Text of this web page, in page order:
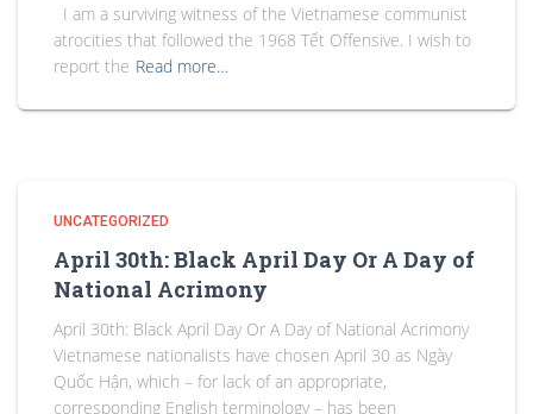
I am a surviving witness of the Vietnamese communist
atrocities that followed the 1968 Tết Offensive. I wish to
report the Read more…
UNCATEGORIZED
April 30th: Black April Day Or A Day of
National Acrimony
April 30th: Black April Day Or A Day of National Acrimony
Vietnamese nationalists have chosen April 30 as Ngày
Quốc Hận, which – for lack of an appropriate,
corresponding English terminology – has been